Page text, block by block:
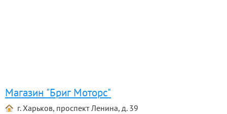
Магазин "Бриг Мотoрс"
г. Харьков, проспект Ленина, д. 39